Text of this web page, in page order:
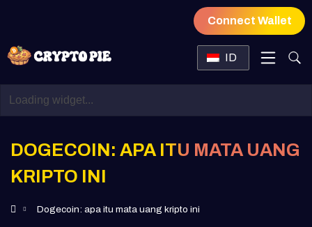
Connect Wallet
ID
DOGECOIN: APA ITU MATA UANG
KRIPTO INI
Dogecoin: apa itu mata uang kripto ini